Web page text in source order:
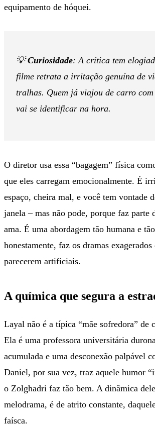
equipamento de hóquei.
💡Curiosidade: A crítica tem
filme retrata a irritação genuína de
tralhas. Quem já viajou de carro com
vai se identificar na hora.
O diretor usa essa “bagagem” física
que eles carregam emocionalmente. É
espaço, cheira mal, e você tem vontade
janela – mas não pode, porque faz parte
ama. É uma abordagem tão humana e
honestamente, faz os dramas
parecerem artificiais.
A química que segura a
Layal não é a típica “mãe sofredora” de
Ela é uma professora universitária
acumulada e uma desconexão palpável
Daniel, por sua vez, traz aquele humor
o Zolghadri faz tão bem. A dinâmica
melodrama, é de atrito constante,
faísca.